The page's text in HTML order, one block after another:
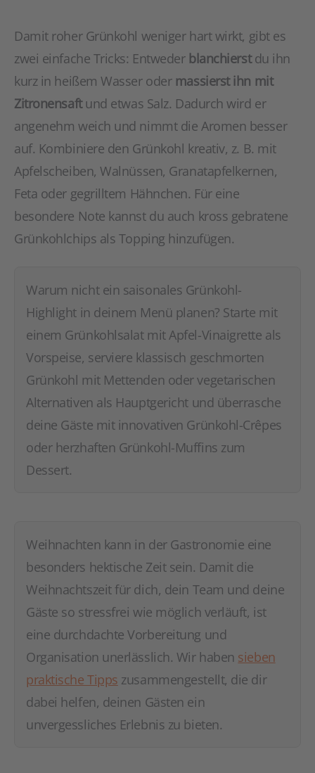
Damit roher Grünkohl weniger hart wirkt, gibt es
zwei einfache Tricks: Entweder blanchierstdu ihn
kurz in heißem Wasser oder massierst ihn mit
Zitronensaftund etwas Salz. Dadurch wird er
angenehm weich und nimmt die Aromen besser
auf. Kombiniere den Grünkohl kreativ, z. B. mit
Apfelscheiben, Walnüssen, Granatapfelkernen,
Feta oder gegrilltem Hähnchen. Für eine
besondere Note kannst du auch kross gebratene
Grünkohlchips als Topping hinzufügen.
Warum nicht ein saisonales Grünkohl-
Highlight in deinem Menü planen? Starte mit
einem Grünkohlsalat mit Apfel-Vinaigrette als
Vorspeise, serviere klassisch geschmorten
Grünkohl mit Mettenden oder vegetarischen
Alternativen als Hauptgericht und überrasche
deine Gäste mit innovativen Grünkohl-Crêpes
oder herzhaften Grünkohl-Muffins zum
Dessert.
Weihnachten kann in der Gastronomie eine
besonders hektische Zeit sein. Damit die
Weihnachtszeit für dich, dein Team und deine
Gäste so stressfrei wie möglich verläuft, ist
eine durchdachte Vorbereitung und
Organisation unerlässlich. Wir haben sieben
praktische Tipps zusammengestellt, die dir
dabei helfen, deinen Gästen ein
unvergessliches Erlebnis zu bieten.